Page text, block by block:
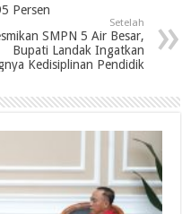
Persen
Setelah
SMPN 5 Air Besar,
Bupati Landak Ingatkan
Kedisiplinan Pendidik